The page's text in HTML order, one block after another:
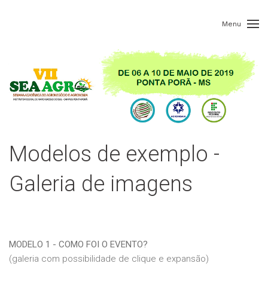
Menu
Modelos de exemplo -
Galeria de imagens
MODELO 1 - COMO FOI O EVENTO?
(galeria com possibilidade de clique e expansão)